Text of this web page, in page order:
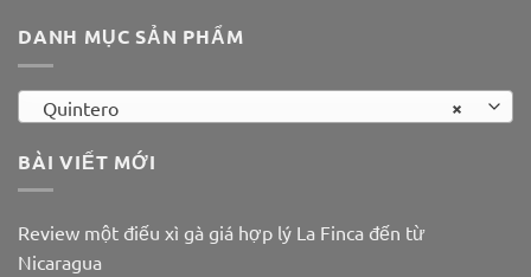
DANH MỤC SẢN PHẨM
×
Quintero
BÀI VIẾT MỚI
Review một điếu xì gà giá hợp lý La Finca đến từ
Nicaragua